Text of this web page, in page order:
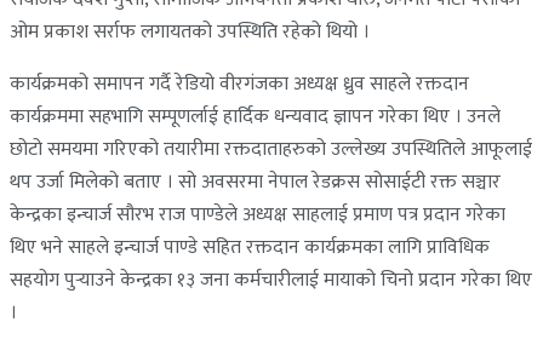
ओम प्रकाश सर्राफ लगायतको उपस्थिति रहेको थियो ।
कार्यक्रमको समापन गर्दै रेडियो वीरगंजका अध्यक्ष ध्रुव साहले रक्तदान
कार्यक्रममा सहभागि सम्पूणर्लाई हार्दिक धन्यवाद ज्ञापन गरेका थिए । उनले
छोटो समयमा गरिएको तयारीमा रक्तदाताहरुको उल्लेख्य उपस्थितिले आफूलाई
थप उर्जा मिलेको बताए । सो अवसरमा नेपाल रेडक्रस सोसाईटी रक्त सञ्चार
केन्द्रका इन्चार्ज सौरभ राज पाण्डेले अध्यक्ष साहलाई प्रमाण पत्र प्रदान गरेका
थिए भने साहले इन्चार्ज पाण्डे सहित रक्तदान कार्यक्रमका लागि प्राविधिक
सहयोग पुर्‍याउने केन्द्रका १३ जना कर्मचारीलाई मायाको चिनो प्रदान गरेका थिए
।